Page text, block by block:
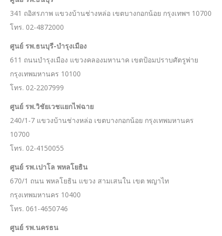
341 ถอิสรภาพ แขวงบ้านช่างหล่อ เขตบางกอกน้อย กรุงเทพฯ 10700
โทร. 02-4872000
ศูนย์ รพ.ธนบุรี-บำรุงเมือง
611 ถนนบำรุงเมือง แขวงคลองมหานาค เขตป้อมปราบศัตรูพ่าย
กรุงเทพมหานคร 10100
โทร. 02-2207999
ศูนย์ รพ.วิชัยเวชแยกไฟฉาย
240/1-7 แขวงบ้านช่างหล่อ เขตบางกอกน้อย กรุงเทพมหานคร
10700
โทร. 02-4150055
ศูนย์ รพ.เปาโล พหลโยธิน
670/1 ถนน พหลโยธิน แขวง สามเสนใน เขต พญาไท
กรุงเทพมหานคร 10400
โทร. 061-4650746
ศูนย์ รพ.นครธน